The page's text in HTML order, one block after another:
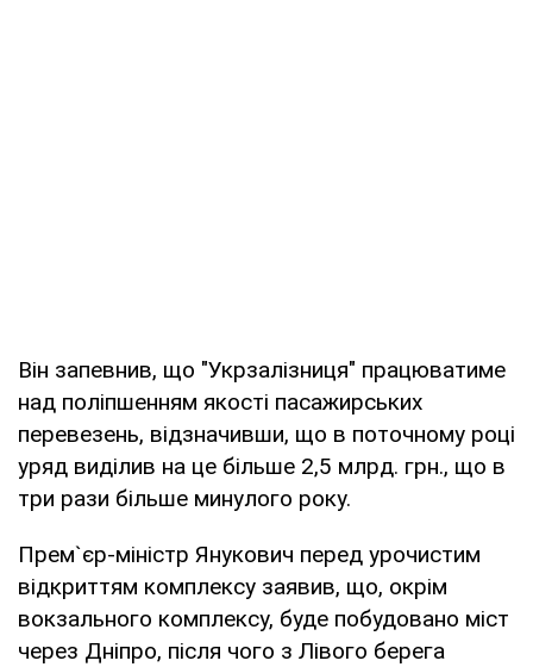
Він запевнив, що "Укрзалізниця" працюватиме
над поліпшенням якості пасажирських
перевезень, відзначивши, що в поточному році
уряд виділив на це більше 2,5 млрд. грн., що в
три рази більше минулого року.
Прем`єр-міністр Янукович перед урочистим
відкриттям комплексу заявив, що, окрім
вокзального комплексу, буде побудовано міст
через Дніпро, після чого з Лівого берега